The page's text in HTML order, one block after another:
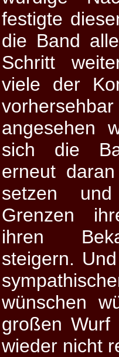
festigte
die Band
Schritt
viele der
angesehen
sich die
erneut
setzen
Grenzen
ihren
steigern.
wünschen
großen
wieder nicht